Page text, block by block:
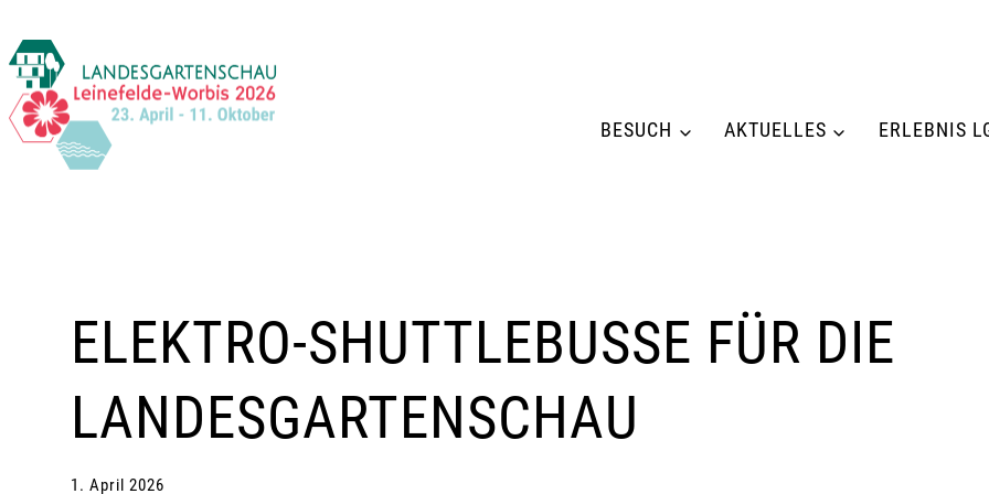
Inhalt
springen
BESUCH AKTUELLES ERLEBNIS
ELEKTRO-SHUTTLEBUSSE FÜR DIE
LANDESGARTENSCHAU
1. April 2026